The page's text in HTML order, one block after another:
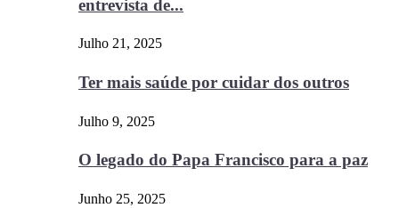
entrevista de...
Julho 21, 2025
Ter mais saúde por cuidar dos outros
Julho 9, 2025
O legado do Papa Francisco para a paz
Junho 25, 2025